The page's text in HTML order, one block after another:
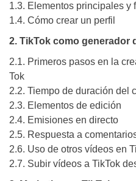
1.3. Elementos principales y
1.4. Cómo crear un perfil
2. TikTok como generador
2.1. Primeros pasos en la
Tok
2.2. Tiempo de duración del
2.3. Elementos de edición
2.4. Emisiones en directo
2.5. Respuesta a
2.6. Uso de otros vídeos en
2.7. Subir vídeos a TikTok